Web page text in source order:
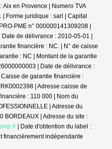
en Provence | Numero TVA
Forme juridique : sarl | Capital
PME n° 000000141309208 |
de délivrance : 2010-05-01 |
financière : NC. | N° de caisse
: NC | Montant de la garantie
| Date de délivrance :
de garantie financière :
| Adresse caisse de
: 110 000 | Nom du
| Adresse du
BORDEAUX | Adresse du site :
| Date d'obtention du label :
financièrement indépendante